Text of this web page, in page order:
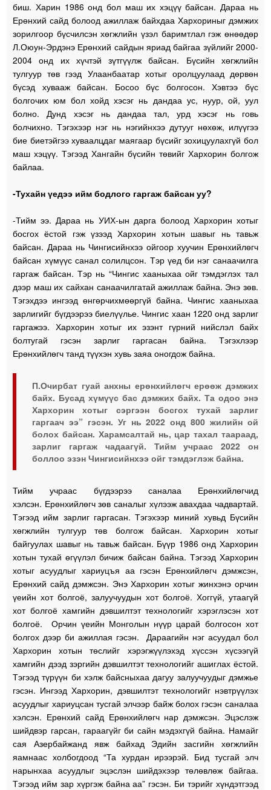
биш. Харин 1986 онд бол маш их хэцүү байсан. Дараа нь
Ерөнхий сайд болоод ажиллаж байхдаа Хархориныг дэмжих
зорилгоор бүсчилсэн хөгжлийн үзэл баримтлал гэж өнөөдөр
Л.Оюун-Эрдэнэ Ерөнхий сайдын яриад байгаа зүйлийг 2000-
2004 онд их хүчтэй зүтгүүлж байсан. Бүсийн хөгжлийн
тулгуур төв гээд Улаанбаатар хотыг оролцуулаад дөрвөн
бүсэд хувааж байсан. Босоо бүс болгосон. Хэвтээ бүс
болгочих юм бол хойд хэсэг нь дандаа ус, нуур, ой, уул
болно. Дунд хэсэг нь дандаа тал, урд хэсэг нь говь
болчихно. Тэгэхээр нэг нь нэгийнхээ дутууг нөхөж, илүүгээ
бие биетэйгээ хуваалцдаг маягаар бүсийг зохицуулахгүй бол
маш хэцүү. Тэгээд Хангайн бүсийн төвийг Хархорин болгож
байлаа.
-Тухайн үедээ ийм бодлого гаргаж байсан уу?
-Тийм ээ. Дараа нь УИХ-ын дарга болоод Хархорин хотыг
босгох ёстой гэж үзээд Хархорин хотын шавыг нь тавьж
байсан. Дараа нь Чингисийнхээ ойгоор хуучин Ерөнхийлөгч
байсан хүмүүс санал солилцсон. Тэр үед би нэг санаачилга
гаргаж байсан. Тэр нь “Чингис хааныхаа ойг тэмдэглэх тал
дээр маш их сайхан санаачилгатай ажиллаж байна. Энэ зөв.
Тэгэхдээ ингээд өнгөрчихмөөргүй байна. Чингис хааныхаа
зарлигийг бүгдээрээ биелүүлье. Чингис хаан 1220 онд зарлиг
гаргажээ. Хархорин хотыг их эзэнт гүрний нийслэл байх
болтугай гэсэн зарлиг гаргасан байна. Тэгэхлээр
Ерөнхийлөгч танд түүхэн хувь заяа оногдож байна.
П.Очирбат гуай анхны ерөнхийлөгч ерөөж дэмжих
байх. Бусад хүмүүс бас дэмжих байх. Та одоо энэ
Хархорин хотыг сэргээн босгох тухай зарлиг
гаргаач ээ” гэсэн. Уг нь 2022 онд 800 жилийн ой
болох байсан. Харамсалтай нь, цар тахал таараад,
зарлиг гаргаж чадаагүй. Тийм учраас 2022 он
боллоо эзэн Чингисийнхээ ойг тэмдэглэж байна.
Тийм учраас бүгдээрээ саналаа Ерөнхийлөгчид
хэлсэн. Ерөнхийлөгч зөв саналыг хүлээж авахдаа чадвартай.
Тэгээд ийм зарлиг гаргасан. Тэгэхээр миний хувьд Бүсийн
хөгжлийн тулгуур төв болгож байсан. Хархорин хотыг
байгуулах шавыг нь тавьж байсан. Бүүр 1986 онд Хархорин
хотын тухай өгүүлэл бичиж байсан байна. Тэгээд Хархорин
хотыг асуудлыг хариуцъя аа гэсэн Ерөнхийлөгч дэмжсэн,
Ерөнхий сайд дэмжсэн. Энэ Хархорин хотыг жинхэнэ орчин
үеийн хот болгоё, залуучуудын хот болгоё. Хоггүй, утаагүй
хот болгоё хамгийн дэвшилтэт технологийг хэрэглэсэн хот
болгоё. Орчин үеийн Монголын нүүр царай болгосон хот
болгох дээр би ажиллая гэсэн. Дараагийн нэг асуудал бол
Хархорин хотын төслийг хэрэгжүүлэхэд хүссэн хүсээгүй
хамгийн дээд зэргийн дэвшилтэт технологийг ашиглах ёстой.
Тэгээд түрүүн би хэлж байсныхаа дагуу залуучуудыг дэмжье
гэсэн. Ингээд Хархорин, дэвшилтэт технологийг нэвтрүүлэх
асуудлыг хариуцсан тусгай элчээр байж болох гэсэн саналаа
хэлсэн. Ерөнхий сайд Ерөнхийлөгч нар дэмжсэн. Эцэслэж
шийдвэр гарсан, гараагүйг би сайн мэдэхгүй байна. Намайг
сая Азербайжанд явж байхад Эдийн засгийн хөгжлийн
яамнаас холбогдоод “Та хурдан ирээрэй. Бид тусгай элч
нарынхаа асуудлыг эцэслэн шийдэхээр төлөвлөж байгаа.
Тэгээд ийм зар хүргэж байна аа” гэсэн. Би тэрийг хүндэтгээд